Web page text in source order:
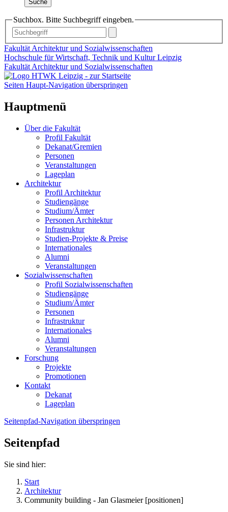
Suche
Suchbox. Bitte Suchbegriff eingeben.
Fakultät Architektur und Sozialwissenschaften
Hochschule für Wirtschaft, Technik und Kultur Leipzig
Fakultät Architektur und Sozialwissenschaften
Seiten Haupt-Navigation überspringen
Hauptmenü
Über die Fakultät
Profil Fakultät
Dekanat/Gremien
Personen
Veranstaltungen
Lageplan
Architektur
Profil Architektur
Studiengänge
Studium/Ämter
Personen Architektur
Infrastruktur
Studien-Projekte & Preise
Internationales
Alumni
Veranstaltungen
Sozialwissenschaften
Profil Sozialwissenschaften
Studiengänge
Studium/Ämter
Personen
Infrastruktur
Internationales
Alumni
Veranstaltungen
Forschung
Projekte
Promotionen
Kontakt
Dekanat
Lageplan
Seitenpfad-Navigation überspringen
Seitenpfad
Sie sind hier:
Start
Architektur
Community building - Jan Glasmeier [positionen]